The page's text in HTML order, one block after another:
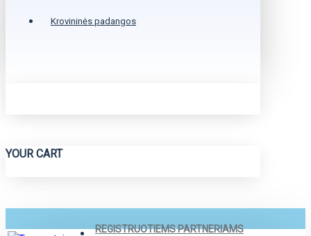
Krovininės padangos
YOUR CART
REGISTRUOTIEMS PARTNERIAMS